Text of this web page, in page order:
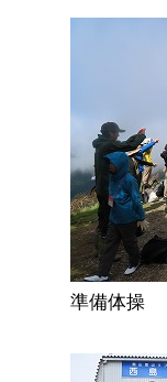
準備体操